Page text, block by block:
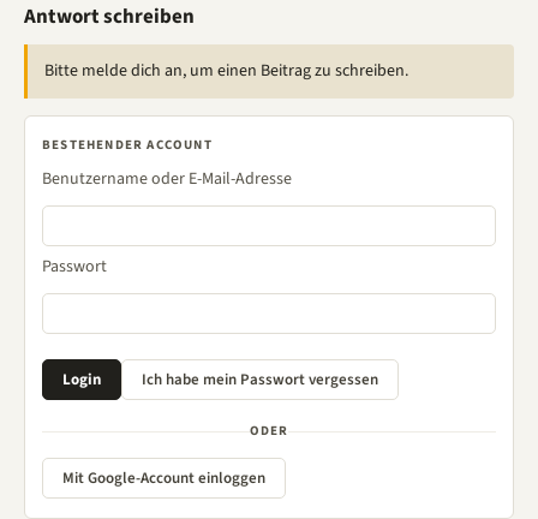
Antwort schreiben
Bitte melde dich an, um einen Beitrag zu schreiben.
BESTEHENDER ACCOUNT
Benutzername oder E-Mail-Adresse
Passwort
ODER
Mit Google-Account einloggen